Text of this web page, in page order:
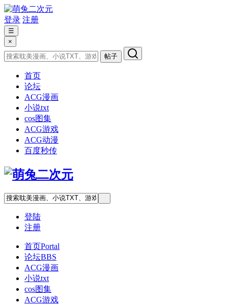
登录 注册
☰
×
帖子
首页
论坛
ACG漫画
小说txt
cos图集
ACG游戏
ACG动漫
百度秒传
登陆
注册
首页Portal
论坛BBS
ACG漫画
小说txt
cos图集
ACG游戏